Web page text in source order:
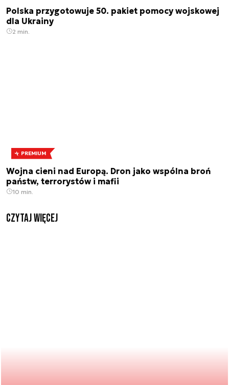
Polska przygotowuje 50. pakiet pomocy wojskowej
dla Ukrainy
2 min.
PREMIUM
Wojna cieni nad Europą. Dron jako wspólna broń
państw, terrorystów i mafii
10 min.
czytaj więcej